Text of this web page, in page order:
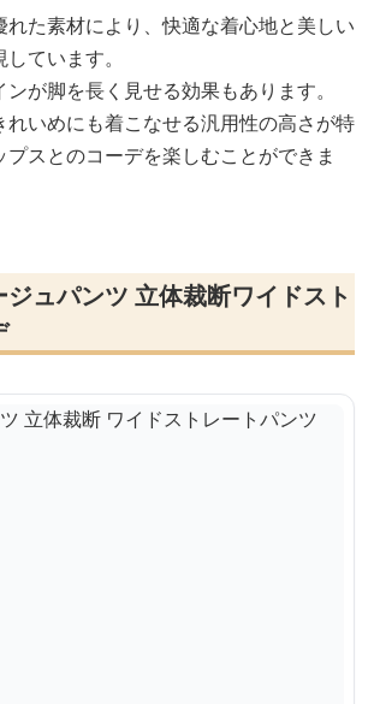
れた素材により、快適な着心地と美しい
ています。
が脚を長く見せる効果もあります。
れいめにも着こなせる汎用性の高さが特
スとのコーデを楽しむことができま
ジュパンツ 立体裁断ワイドスト